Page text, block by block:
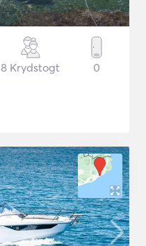
8 Krydstogt 0